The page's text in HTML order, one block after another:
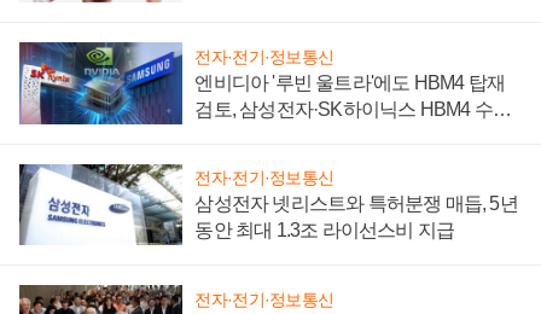
전자·전기·정보통신
엔비디아 '루빈 울트라'에도 HBM4 탑재
검토, 삼성전자·SK하이닉스 HBM4 수율
전자·전기·정보통신
삼성전자 넷리스트와 특허분쟁 매듭, 5년
동안 최대 1.3조 라이선스비 지급
전자·전기·정보통신